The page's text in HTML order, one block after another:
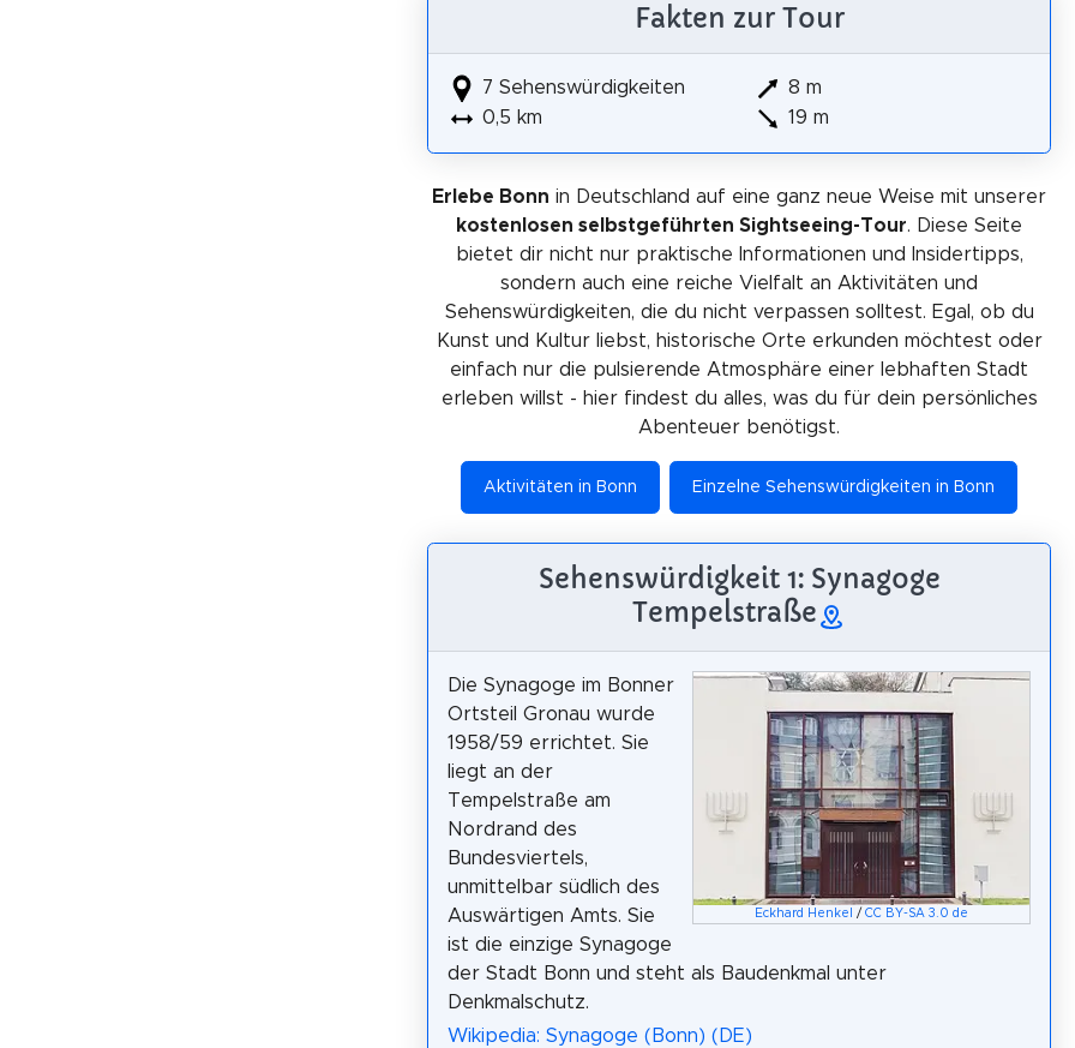
Fakten zur Tour
7 Sehenswürdigkeiten
0,5 km
8 m
19 m
Erlebe Bonn in Deutschland auf eine ganz neue Weise mit unserer
kostenlosen selbstgeführten Sightseeing-Tour. Diese Seite
bietet dir nicht nur praktische Informationen und Insidertipps,
sondern auch eine reiche Vielfalt an Aktivitäten und
Sehenswürdigkeiten, die du nicht verpassen solltest. Egal, ob du
Kunst und Kultur liebst, historische Orte erkunden möchtest oder
einfach nur die pulsierende Atmosphäre einer lebhaften Stadt
erleben willst - hier findest du alles, was du für dein persönliches
Abenteuer benötigst.
Aktivitäten in Bonn Einzelne Sehenswürdigkeiten in Bonn
Sehenswürdigkeit 1: Synagoge
Tempelstraße
Eckhard Henkel /CC BY-SA 3.0 de
Die Synagoge im Bonner
Ortsteil Gronau wurde
1958/59 errichtet. Sie
liegt an der
Tempelstraße am
Nordrand des
Bundesviertels,
unmittelbar südlich des
Auswärtigen Amts. Sie
ist die einzige Synagoge
der Stadt Bonn und steht als Baudenkmal unter
Denkmalschutz.
Wikipedia: Synagoge (Bonn) (DE)